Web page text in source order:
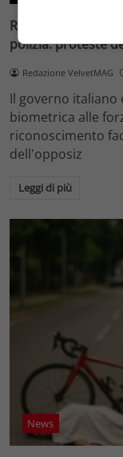
Riconoscimento
polizia: proteste
Redazione VelvetMAG
Il governo italiano
biometrica alle
riconoscimento
dell'opposiz
Leggi di più
News